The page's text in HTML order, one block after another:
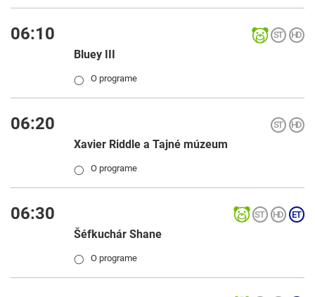
06:10
Bluey III
◯ O programe
06:20
Xavier Riddle a Tajné múzeum
◯ O programe
06:30
Šéfkuchár Shane
◯ O programe